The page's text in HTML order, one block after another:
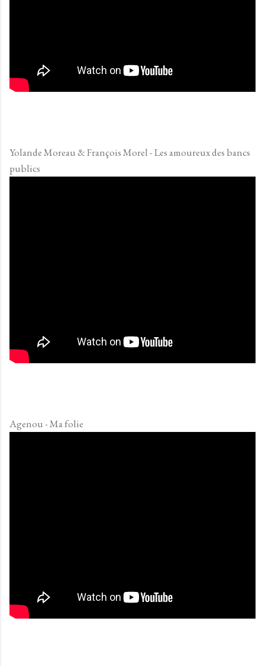
Yolande Moreau & François Morel - Les amoureux des bancs
publics
Agenou - Ma folie